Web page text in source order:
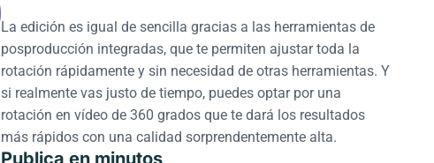
La edición es igual de sencilla gracias a las herramientas de
posproducción integradas, que te permiten ajustar toda la
rotación rápidamente y sin necesidad de otras herramientas. Y
si realmente vas justo de tiempo, puedes optar por una
rotación en vídeo de 360 grados que te dará los resultados
más rápidos con una calidad sorprendentemente alta.
Publica en minutos